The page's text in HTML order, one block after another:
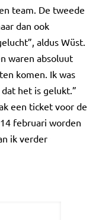
team. De tweede
dan ook
aldus Wüst.
waren absoluut
komen. Ik was
het is gelukt.”
een ticket voor de
februari worden
ik verder